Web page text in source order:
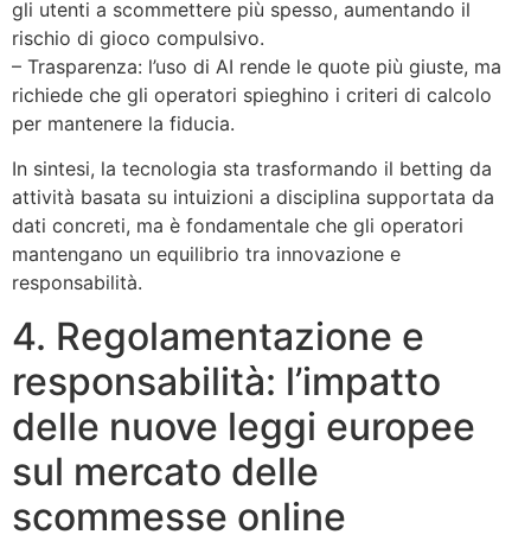
gli utenti a scommettere più spesso, aumentando il
rischio di gioco compulsivo.
– Trasparenza: l’uso di AI rende le quote più giuste, ma
richiede che gli operatori spieghino i criteri di calcolo
per mantenere la fiducia.
In sintesi, la tecnologia sta trasformando il betting da
attività basata su intuizioni a disciplina supportata da
dati concreti, ma è fondamentale che gli operatori
mantengano un equilibrio tra innovazione e
responsabilità.
4. Regolamentazione e
responsabilità: l’impatto
delle nuove leggi europee
sul mercato delle
scommesse online